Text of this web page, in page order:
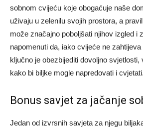
sobnom cvijeću koje obogaćuje naše
uživaju u zelenilu svojih prostora, a
može značajno poboljšati njihov izgled i
napomenuti da, iako cvijeće ne
ključno je obezbijediti dovoljno svjetlosti,
kako bi biljke mogle napredovati i cvjetati.
Bonus savjet za jačanje
Jedan od izvrsnih savjeta za njegu